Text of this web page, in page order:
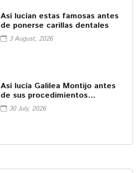
Así lucían estas famosas antes
de ponerse carillas dentales
3 August, 2026
Así lucía Galilea Montijo antes
de sus procedimientos
cosméticos
30 July, 2026